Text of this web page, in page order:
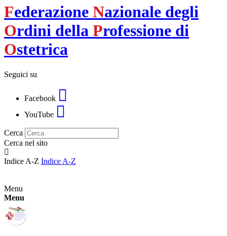
Federazione Nazionale degli
Ordini della Professione di
Ostetrica
Seguici su
Facebook
YouTube
Cerca
Cerca nel sito
Indice A-Z Indice A-Z
Menu
Menu